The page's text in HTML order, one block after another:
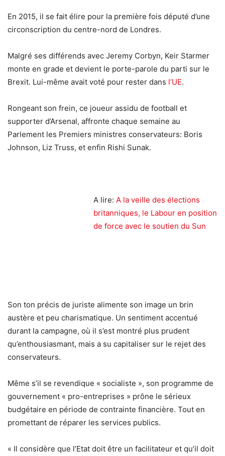
En 2015, il se fait élire pour la première fois député d’une
circonscription du centre-nord de Londres.
Malgré ses différends avec Jeremy Corbyn, Keir Starmer
monte en grade et devient le porte-parole du parti sur le
Brexit. Lui-même avait voté pour rester dans l’UE.
Rongeant son frein, ce joueur assidu de football et
supporter d’Arsenal, affronte chaque semaine au
Parlement les Premiers ministres conservateurs: Boris
Johnson, Liz Truss, et enfin Rishi Sunak.
A lire: A la veille des élections
britanniques, le Labour en position
de force avec le soutien du Sun
Son ton précis de juriste alimente son image un brin
austère et peu charismatique. Un sentiment accentué
durant la campagne, où il s’est montré plus prudent
qu’enthousiasmant, mais a su capitaliser sur le rejet des
conservateurs.
Même s’il se revendique « socialiste », son programme de
gouvernement « pro-entreprises » prône le sérieux
budgétaire en période de contrainte financière. Tout en
promettant de réparer les services publics.
« Il considère que l’Etat doit être un facilitateur et qu’il doit